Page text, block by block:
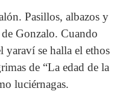
Pasillos, albazos y
Gonzalo. Cuando
yaraví se halla el ethos
de “La edad de la
luciérnagas.